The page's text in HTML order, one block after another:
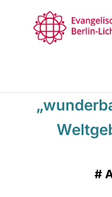
#